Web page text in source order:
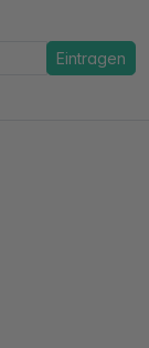
Eintragen